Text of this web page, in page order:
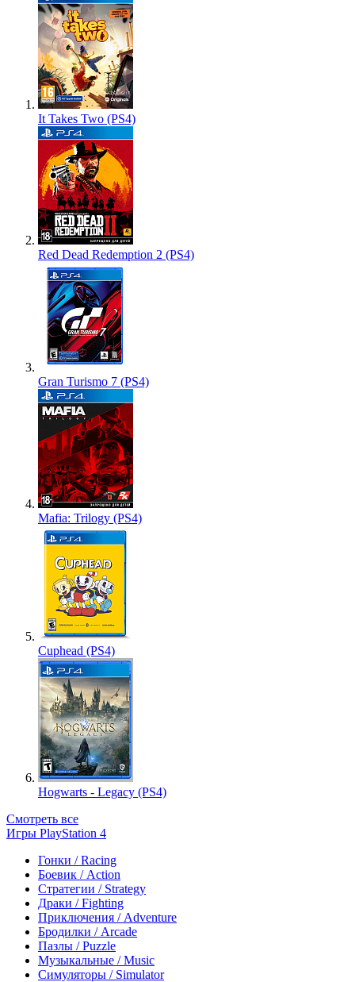
It Takes Two (PS4)
Red Dead Redemption 2 (PS4)
Gran Turismo 7 (PS4)
Mafia: Trilogy (PS4)
Cuphead (PS4)
Hogwarts - Legacy (PS4)
Смотреть все
Игры PlayStation 4
Гонки / Racing
Боевик / Action
Стратегии / Strategy
Драки / Fighting
Приключения / Adventure
Бродилки / Arcade
Пазлы / Puzzle
Музыкальные / Music
Симуляторы / Simulator